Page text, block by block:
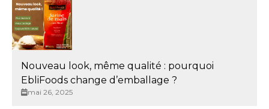
Nouveau look, même qualité : pourquoi
EbliFoods change d’emballage ?
mai 26, 2025